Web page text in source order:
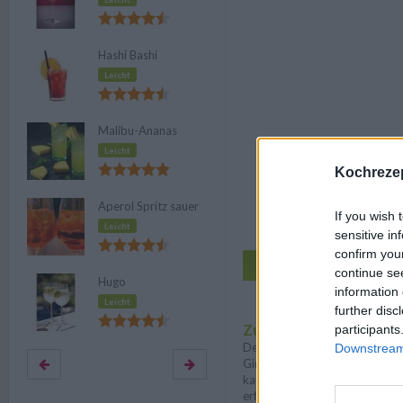
If you wish
sensitive
confirm
continue
information
further
Zu den
Zubereitung
Der Wodka Gimlet ist eine
Gimlet aus Gin und Lime
kann man nach Belieben
erfrischend, fruchtig und süß-
Hashi Bashi
Leicht
Malibu-Ananas
Leicht
Aperol Spritz sauer
Leicht
Hugo
Leicht